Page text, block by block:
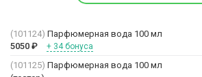
(101124) Парфюмерная вода 100 мл
5050 ₽ + 34 бонуса
(101125) Парфюмерная вода 100 мл